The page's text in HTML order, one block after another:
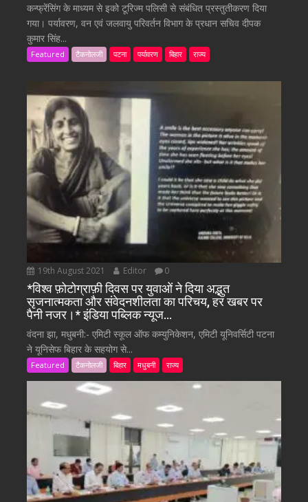
कन्फ्रेंसिंग के माध्यम से इको टूरिज्म पलिसी से संबंधित प्रस्तुतीकरण दिया
गया। पर्यावरण, वन एवं जलवायु परिवर्तन विभाग के प्रधान सचिव दीपक
कुमार सिंह...
Featured टैकनोलजी पटना पर्यावरण बिहार राज्य
19th August 2021 Editor 0
*विश्व फ़ोटोग्राफ़ी दिवस पर युवाओं ने दिया अद्भुत
सृजनात्मकता और संवेदनशीलता का परिचय, हर खबर पर
पैनी नजर।* इंडिया पब्लिक न्यूज…
वंदना झा, मधुबनी:- एमिटी स्कूल ऑफ कम्युनिकेशन, एमिटी यूनिवर्सिटी पटना
ने यूनिसेफ बिहार के सहयोग से...
Featured टैकनोलजी बिहार मधुबनी राज्य